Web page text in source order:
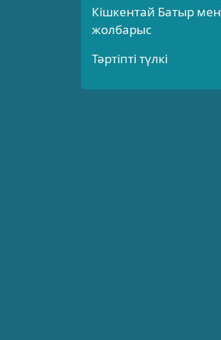
Кішкентай Батыр мен
жолбарыс
Тәртіпті түлкі